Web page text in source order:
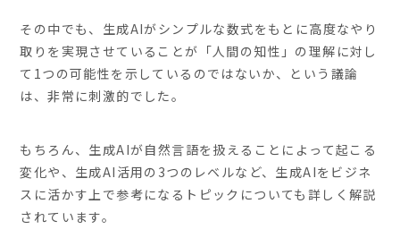
その中でも、生成AIがシンプルな数式をもとに高度なやり
取りを実現させていることが「人間の知性」の理解に対し
て1つの可能性を示しているのではないか、という議論
は、非常に刺激的でした。
もちろん、生成AIが自然言語を扱えることによって起こる
変化や、生成AI活用の3つのレベルなど、生成AIをビジネ
スに活かす上で参考になるトピックについても詳しく解説
されています。